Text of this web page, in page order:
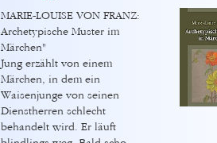
MARIE-LOUISE VON FRANZ:
Archetypische Muster im
Märchen"
Jung erzählt von einem
Märchen, in dem ein
Waisenjunge von seinen
Dienstherren schlecht
behandelt wird. Er läuft